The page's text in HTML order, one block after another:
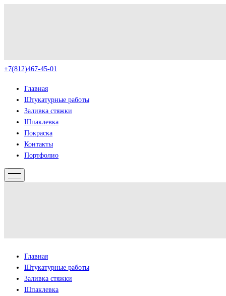
+7(812)467-45-01
Главная
Штукатурные работы
Заливка стяжки
Шпаклевка
Покраска
Контакты
Портфолио
Главная
Штукатурные работы
Заливка стяжки
Шпаклевка